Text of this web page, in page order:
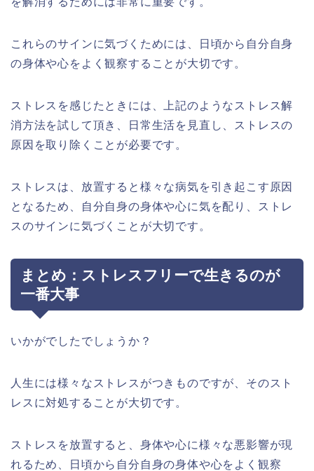
これらのサインに気づくためには、日頃から自分自身
の身体や心をよく観察することが大切です。
ストレスを感じたときには、上記のようなストレス解
消方法を試して頂き、日常生活を見直し、ストレスの
原因を取り除くことが必要です。
ストレスは、放置すると様々な病気を引き起こす原因
となるため、自分自身の身体や心に気を配り、ストレ
スのサインに気づくことが大切です。
まとめ：ストレスフリーで生きるのが
一番大事
いかがでしたでしょうか？
人生には様々なストレスがつきものですが、そのスト
レスに対処することが大切です。
ストレスを放置すると、身体や心に様々な悪影響が現
れるため、日頃から自分自身の身体や心をよく観察